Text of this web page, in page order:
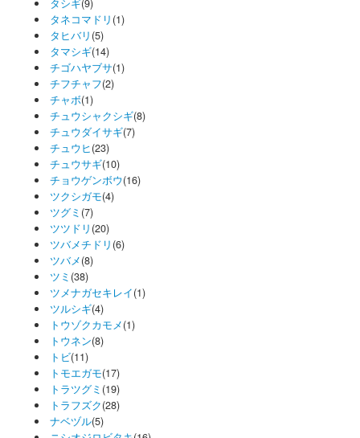
タシギ(9)
タネコマドリ (1)
タヒバリ (5)
タマシギ(14)
チゴハヤブサ(1)
チフチャフ(2)
チャボ(1)
チュウシャクシギ(8)
チュウダイサギ(7)
チュウヒ(23)
チュウサギ(10)
チョウゲンボウ(16)
ツクシガモ(4)
ツグミ (7)
ツツドリ (20)
ツバメチドリ (6)
ツバメ(8)
ツミ (38)
ツメナガセキレイ(1)
ツルシギ(4)
トウゾクカモメ(1)
トウネン(8)
トビ(11)
トモエガモ(17)
トラツグミ (19)
トラフズク(28)
ナベヅル(5)